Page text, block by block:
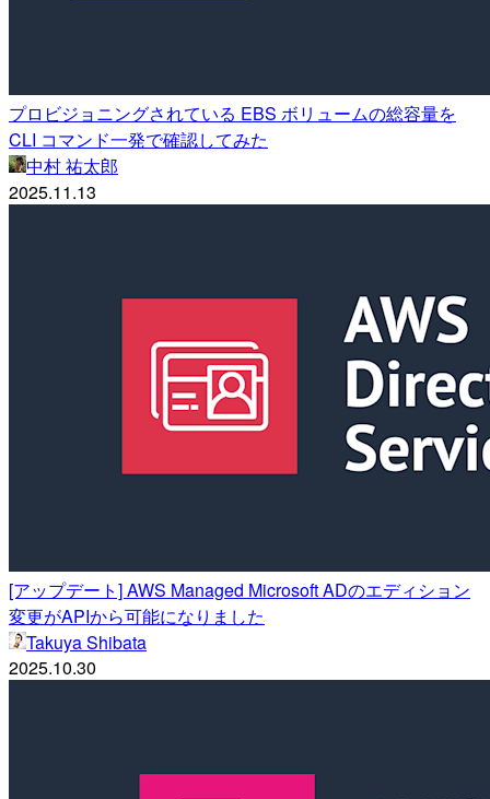
プロビジョニングされている EBS ボリュームの総容量を
CLI コマンド一発で確認してみた
中村 祐太郎
2025.11.13
[アップデート] AWS Managed Microsoft ADのエディション
変更がAPIから可能になりました
Takuya Shibata
2025.10.30